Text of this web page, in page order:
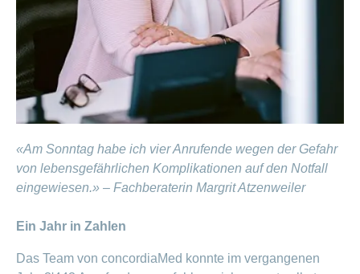
«Am Sonntag habe ich vier Anrufende wegen der Gefahr
von lebensgefährlichen Komplikationen auf den Notfall
eingewiesen.» – Fachberaterin Margrit Atzenweiler
Ein Jahr in Zahlen
Das Team von concordiaMed konnte im vergangenen